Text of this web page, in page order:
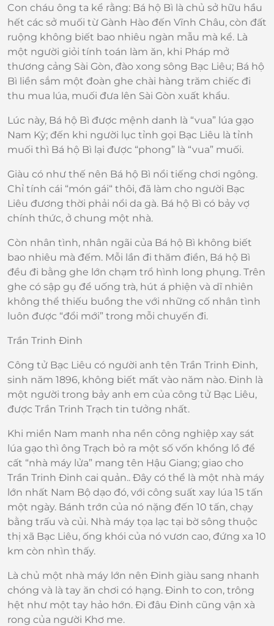
Con cháu ông ta kể rằng: Bá hộ Bì là chủ sở hữu hầu
hết các sở muối từ Gành Hào đến Vĩnh Châu, còn đất
ruộng không biết bao nhiêu ngàn mẫu mà kể. Là
một người giỏi tính toán làm ăn, khi Pháp mở
thương cảng Sài Gòn, đào xong sông Bạc Liêu; Bá hộ
Bì liền sắm một đoàn ghe chài hàng trăm chiếc đi
thu mua lúa, muối đưa lên Sài Gòn xuất khẩu.
Lúc này, Bá hộ Bì được mệnh danh là “vua” lúa gạo
Nam Kỳ; đến khi người lục tỉnh gọi Bạc Liêu là tỉnh
muối thì Bá hộ Bì lại được “phong” là “vua” muối.
Giàu có như thế nên Bá hộ Bì nổi tiếng chơi ngông.
Chỉ tính cái “món gái“ thôi, đã làm cho người Bạc
Liêu đương thời phải nổi da gà. Bá hộ Bì có bảy vợ
chính thức, ở chung một nhà.
Còn nhân tình, nhân ngãi của Bá hộ Bì không biết
bao nhiêu mà đếm. Mỗi lần đi thăm điền, Bá hộ Bì
đều đi bằng ghe lớn chạm trổ hình long phụng. Trên
ghe có sập gụ để uống trà, hút á phiện và dĩ nhiên
không thể thiếu buồng the với những cố nhân tình
luôn được “đổi mới” trong mỗi chuyến đi.
Trần Trinh Đinh
Công tử Bạc Liêu có người anh tên Trần Trinh Đinh,
sinh năm 1896, không biết mất vào năm nào. Đinh là
một người trong bảy anh em của công tử Bạc Liêu,
được Trần Trinh Trạch tin tưởng nhất.
Khi miền Nam manh nha nền công nghiệp xay sát
lúa gạo thì ông Trạch bỏ ra một số vốn khổng lồ để
cất “nhà máy lửa” mang tên Hậu Giang; giao cho
Trần Trinh Đinh cai quản.. Đây có thể là một nhà máy
lớn nhất Nam Bộ dạo đó, với công suất xay lúa 15 tấn
một ngày. Bánh trớn của nó nặng đến 10 tấn, chạy
bằng trấu và củi. Nhà máy tọa lạc tại bờ sông thuộc
thị xã Bạc Liêu, ống khói của nó vươn cao, đứng xa 10
km còn nhìn thấy.
Là chủ một nhà máy lớn nên Đinh giàu sang nhanh
chóng và là tay ăn chơi có hạng. Đinh to con, trông
hệt như một tay hảo hớn. Đi đâu Đinh cũng vận xà
rong của người Khơ me.